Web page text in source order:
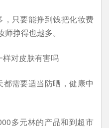
，只要能挣到钱把化妆费
挣得也越多。
样对皮肤有害吗
都需要适当防晒，健康中
多元林的产品和到超市